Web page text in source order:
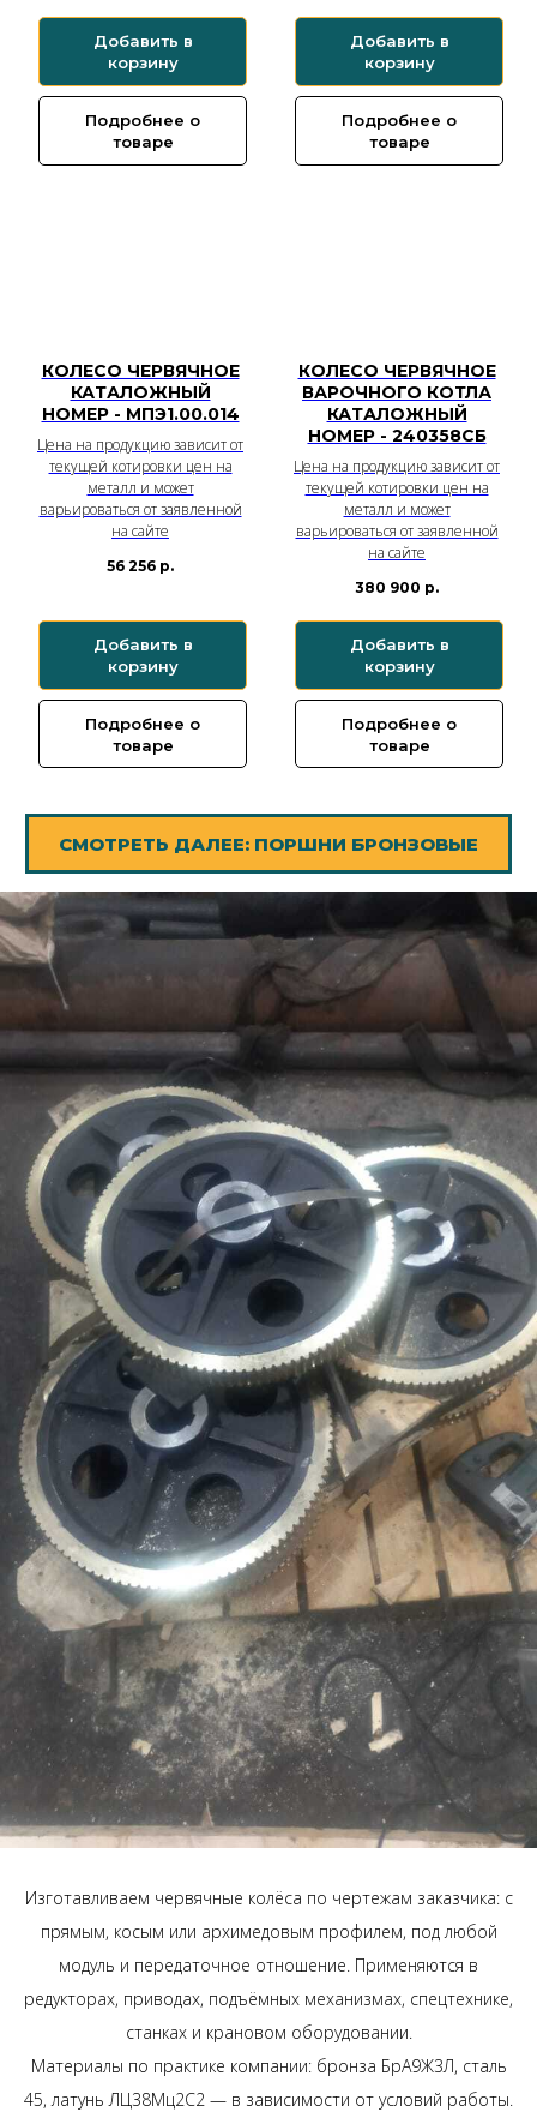
Добавить в
корзину
Подробнее о
товаре
Добавить в
корзину
Подробнее о
товаре
КОЛЕСО ЧЕРВЯЧНОЕ
КАТАЛОЖНЫЙ
НОМЕР - МПЭ1.00.014
Цена на продукцию зависит от
текущей котировки цен на
металл и может
варьироваться от заявленной
на сайте
56 256 р.
Добавить в
корзину
Подробнее о
товаре
КОЛЕСО ЧЕРВЯЧНОЕ
ВАРОЧНОГО КОТЛА
КАТАЛОЖНЫЙ
НОМЕР - 240358СБ
Цена на продукцию зависит от
текущей котировки цен на
металл и может
варьироваться от заявленной
на сайте
380 900 р.
Добавить в
корзину
Подробнее о
товаре
СМОТРЕТЬ ДАЛЕЕ: ПОРШНИ БРОНЗОВЫЕ
Изготавливаем червячные колёса по чертежам заказчика: с
прямым, косым или архимедовым профилем, под любой
модуль и передаточное отношение. Применяются в
редукторах, приводах, подъёмных механизмах, спецтехнике,
станках и крановом оборудовании.
Материалы по практике компании: бронза БрА9Ж3Л, сталь
45, латунь ЛЦ38Мц2С2 — в зависимости от условий работы.